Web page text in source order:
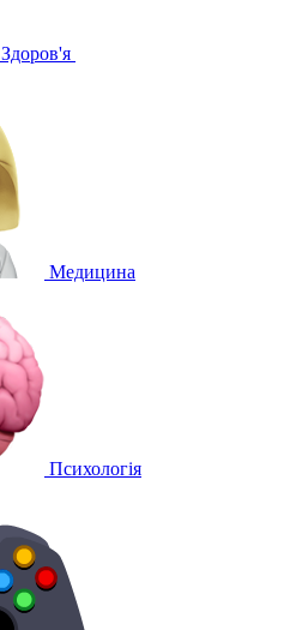
Здоров'я
Медицина
Психологія